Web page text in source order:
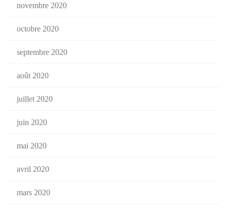
novembre 2020
octobre 2020
septembre 2020
août 2020
juillet 2020
juin 2020
mai 2020
avril 2020
mars 2020